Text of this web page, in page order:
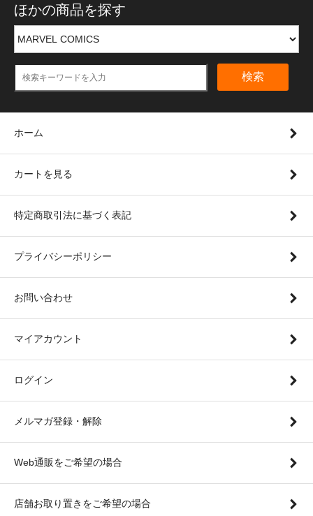
ほかの商品を探す
検索
ホーム
カートを見る
特定商取引法に基づく表記
プライバシーポリシー
お問い合わせ
マイアカウント
ログイン
メルマガ登録・解除
Web通販をご希望の場合
店舗お取り置きをご希望の場合